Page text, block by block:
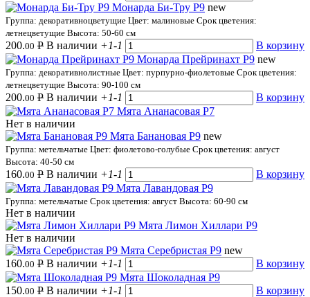
Монарда Би-Тру Р9 new
Группа: декоративноцветущие Цвет: малиновые Срок цветения:
летнецветущие Высота: 50-60 см
200.00 Р В наличии +1-1
В корзину
Монарда Прейринахт Р9 new
Группа: декоративнолистные Цвет: пурпурно-фиолетовые Срок цветения:
летнецветущие Высота: 90-100 см
200.00 Р В наличии +1-1
В корзину
Мята Ананасовая Р7
Нет в наличии
Мята Банановая Р9 new
Группа: метельчатые Цвет: фиолетово-голубые Срок цветения: август
Высота: 40-50 см
160.00 Р В наличии +1-1
В корзину
Мята Лавандовая Р9
Группа: метельчатые Срок цветения: август Высота: 60-90 см
Нет в наличии
Мята Лимон Хиллари Р9
Нет в наличии
Мята Серебристая Р9 new
160.00 Р В наличии +1-1
В корзину
Мята Шоколадная Р9
150.00 Р В наличии +1-1
В корзину